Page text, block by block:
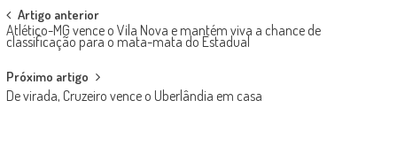
Post
navigation
Artigo anterior
Atlético-MG vence o Vila Nova e mantém viva a chance de
classificação para o mata-mata do Estadual
Próximo artigo
De virada, Cruzeiro vence o Uberlândia em casa